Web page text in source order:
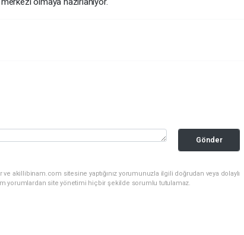
Gönder
akillibinam.com sitesine yaptığınız yorumunuzla ilgili doğrudan veya dolaylı
yorumlardan site yönetimi hiçbir şekilde sorumlu tutulamaz.